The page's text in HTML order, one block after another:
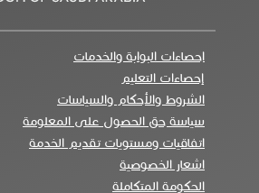
احصاءات البوابة والخدمات
إحصاءات التعليم
الشروط والأحكام والسياسات
سياسة حق الحصول على المعلومة
اتفاقيات ومستويات تقديم الخدمة
اشعار الخصوصية
الحكومة المتكاملة